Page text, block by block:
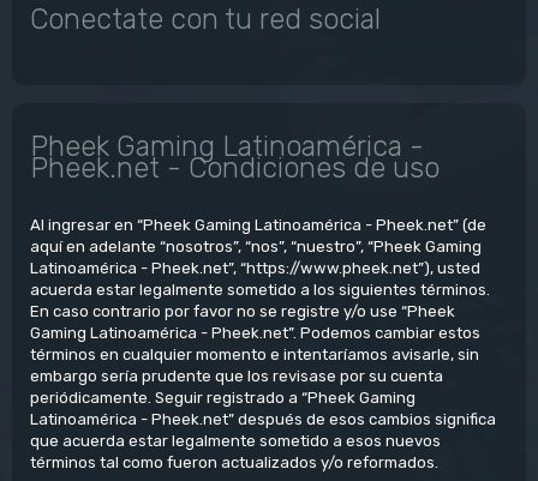
Conectate con tu red social
Pheek Gaming Latinoamérica -
Pheek.net - Condiciones de uso
Al ingresar en “Pheek Gaming Latinoamérica - Pheek.net” (de
aquí en adelante “nosotros”, “nos”, “nuestro”, “Pheek Gaming
Latinoamérica - Pheek.net”, “https://www.pheek.net”), usted
acuerda estar legalmente sometido a los siguientes términos.
En caso contrario por favor no se registre y/o use “Pheek
Gaming Latinoamérica - Pheek.net”. Podemos cambiar estos
términos en cualquier momento e intentaríamos avisarle, sin
embargo sería prudente que los revisase por su cuenta
periódicamente. Seguir registrado a “Pheek Gaming
Latinoamérica - Pheek.net” después de esos cambios significa
que acuerda estar legalmente sometido a esos nuevos
términos tal como fueron actualizados y/o reformados.